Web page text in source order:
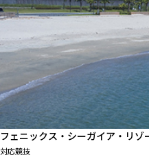
フェニックス・シーガイア・リゾ
対応競技